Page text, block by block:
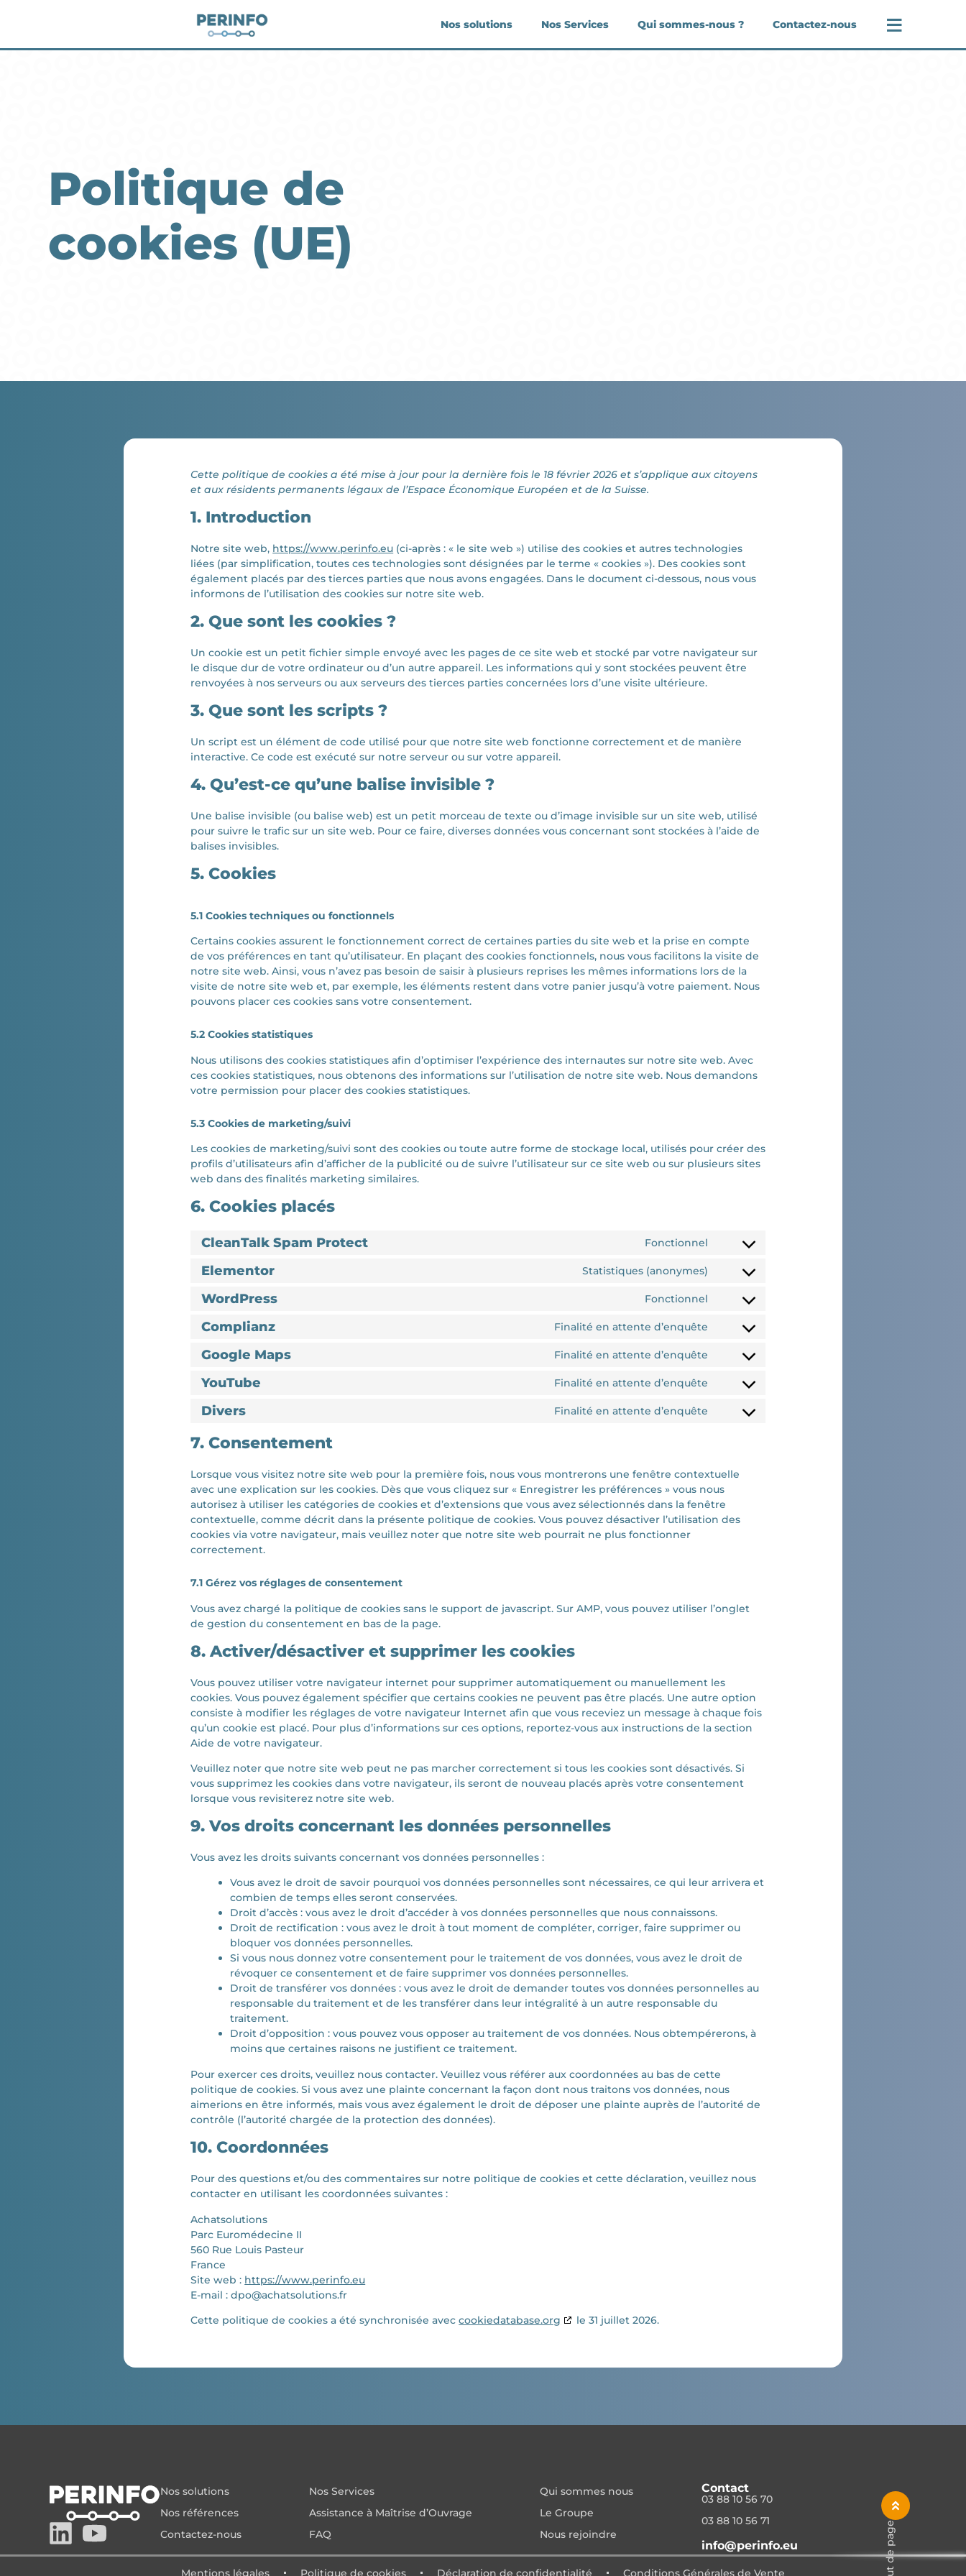
Nos solutions Nos Services Qui sommes-nous ? Contactez-nous ≡
Politique de
cookies (UE)
Cette politique de cookies a été mise à jour pour la dernière fois le 18 février 2026 et s’applique aux citoyens
et aux résidents permanents légaux de l’Espace Économique Européen et de la Suisse.
1. Introduction
Notre site web, https://www.perinfo.eu (ci-après : « le site web ») utilise des cookies et autres technologies
liées (par simplification, toutes ces technologies sont désignées par le terme « cookies »). Des cookies sont
également placés par des tierces parties que nous avons engagées. Dans le document ci-dessous, nous vous
informons de l’utilisation des cookies sur notre site web.
2. Que sont les cookies ?
Un cookie est un petit fichier simple envoyé avec les pages de ce site web et stocké par votre navigateur sur
le disque dur de votre ordinateur ou d’un autre appareil. Les informations qui y sont stockées peuvent être
renvoyées à nos serveurs ou aux serveurs des tierces parties concernées lors d’une visite ultérieure.
3. Que sont les scripts ?
Un script est un élément de code utilisé pour que notre site web fonctionne correctement et de manière
interactive. Ce code est exécuté sur notre serveur ou sur votre appareil.
4. Qu’est-ce qu’une balise invisible ?
Une balise invisible (ou balise web) est un petit morceau de texte ou d’image invisible sur un site web, utilisé
pour suivre le trafic sur un site web. Pour ce faire, diverses données vous concernant sont stockées à l’aide de
balises invisibles.
5. Cookies
5.1 Cookies techniques ou fonctionnels
Certains cookies assurent le fonctionnement correct de certaines parties du site web et la prise en compte
de vos préférences en tant qu’utilisateur. En plaçant des cookies fonctionnels, nous vous facilitons la visite de
notre site web. Ainsi, vous n’avez pas besoin de saisir à plusieurs reprises les mêmes informations lors de la
visite de notre site web et, par exemple, les éléments restent dans votre panier jusqu’à votre paiement. Nous
pouvons placer ces cookies sans votre consentement.
5.2 Cookies statistiques
Nous utilisons des cookies statistiques afin d’optimiser l’expérience des internautes sur notre site web. Avec
ces cookies statistiques, nous obtenons des informations sur l’utilisation de notre site web. Nous demandons
votre permission pour placer des cookies statistiques.
5.3 Cookies de marketing/suivi
Les cookies de marketing/suivi sont des cookies ou toute autre forme de stockage local, utilisés pour créer des
profils d’utilisateurs afin d’afficher de la publicité ou de suivre l’utilisateur sur ce site web ou sur plusieurs sites
web dans des finalités marketing similaires.
6. Cookies placés
CleanTalk Spam Protect Fonctionnel
Elementor Statistiques (anonymes)
WordPress Fonctionnel
Complianz Finalité en attente d’enquête
Google Maps Finalité en attente d’enquête
YouTube Finalité en attente d’enquête
Divers Finalité en attente d’enquête
7. Consentement
Lorsque vous visitez notre site web pour la première fois, nous vous montrerons une fenêtre contextuelle
avec une explication sur les cookies. Dès que vous cliquez sur « Enregistrer les préférences » vous nous
autorisez à utiliser les catégories de cookies et d’extensions que vous avez sélectionnés dans la fenêtre
contextuelle, comme décrit dans la présente politique de cookies. Vous pouvez désactiver l’utilisation des
cookies via votre navigateur, mais veuillez noter que notre site web pourrait ne plus fonctionner
correctement.
7.1 Gérez vos réglages de consentement
Vous avez chargé la politique de cookies sans le support de javascript. Sur AMP, vous pouvez utiliser l’onglet
de gestion du consentement en bas de la page.
8. Activer/désactiver et supprimer les cookies
Vous pouvez utiliser votre navigateur internet pour supprimer automatiquement ou manuellement les
cookies. Vous pouvez également spécifier que certains cookies ne peuvent pas être placés. Une autre option
consiste à modifier les réglages de votre navigateur Internet afin que vous receviez un message à chaque fois
qu’un cookie est placé. Pour plus d’informations sur ces options, reportez-vous aux instructions de la section
Aide de votre navigateur.
Veuillez noter que notre site web peut ne pas marcher correctement si tous les cookies sont désactivés. Si
vous supprimez les cookies dans votre navigateur, ils seront de nouveau placés après votre consentement
lorsque vous revisiterez notre site web.
9. Vos droits concernant les données personnelles
Vous avez les droits suivants concernant vos données personnelles :
Vous avez le droit de savoir pourquoi vos données personnelles sont nécessaires, ce qui leur arrivera et
combien de temps elles seront conservées.
Droit d’accès : vous avez le droit d’accéder à vos données personnelles que nous connaissons.
Droit de rectification : vous avez le droit à tout moment de compléter, corriger, faire supprimer ou
bloquer vos données personnelles.
Si vous nous donnez votre consentement pour le traitement de vos données, vous avez le droit de
révoquer ce consentement et de faire supprimer vos données personnelles.
Droit de transférer vos données : vous avez le droit de demander toutes vos données personnelles au
responsable du traitement et de les transférer dans leur intégralité à un autre responsable du
traitement.
Droit d’opposition : vous pouvez vous opposer au traitement de vos données. Nous obtempérerons, à
moins que certaines raisons ne justifient ce traitement.
Pour exercer ces droits, veuillez nous contacter. Veuillez vous référer aux coordonnées au bas de cette
politique de cookies. Si vous avez une plainte concernant la façon dont nous traitons vos données, nous
aimerions en être informés, mais vous avez également le droit de déposer une plainte auprès de l’autorité de
contrôle (l’autorité chargée de la protection des données).
10. Coordonnées
Pour des questions et/ou des commentaires sur notre politique de cookies et cette déclaration, veuillez nous
contacter en utilisant les coordonnées suivantes :
Achatsolutions
Parc Euromédecine II
560 Rue Louis Pasteur
France
Site web : https://www.perinfo.eu
E-mail :dpo@achatsolutions.fr
Cette politique de cookies a été synchronisée aveccookiedatabase.org le 31 juillet 2026.
Nos solutions
Nos références
Contactez-nous
Nos Services
Assistance à Maîtrise d’Ouvrage
FAQ
Qui sommes nous
Le Groupe
Nous rejoindre
Contact
03 88 10 56 70
03 88 10 56 71
info@perinfo.eu Haut de page
Mentions légales Politique de cookies Déclaration de confidentialité Conditions Générales de Vente